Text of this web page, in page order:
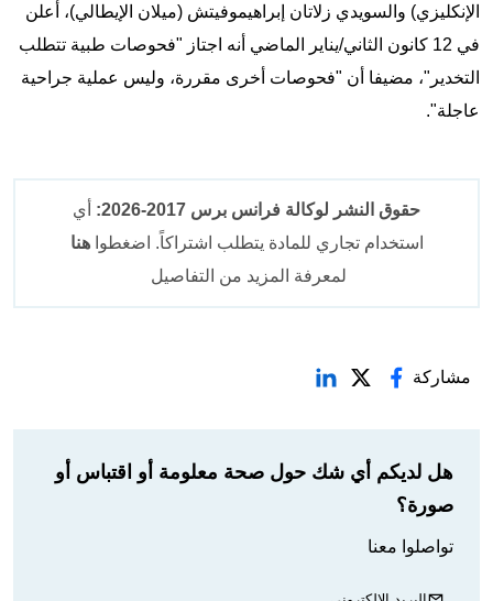
الإنكليزي) والسويدي زلاتان إبراهيموفيتش (ميلان الإيطالي)، أعلن
في 12 كانون الثاني/يناير الماضي أنه اجتاز "فحوصات طبية تتطلب
التخدير"، مضيفا أن "فحوصات أخرى مقررة، وليس عملية جراحية
عاجلة".
حقوق النشر لوكالة فرانس برس 2017-2026:
أي
استخدام تجاري للمادة يتطلب اشتراكاً. اضغطواهنا
لمعرفة المزيد من التفاصيل
مشاركة
هل لديكم أي شك حول صحة معلومة أو اقتباس أو
صورة؟
تواصلوا معنا